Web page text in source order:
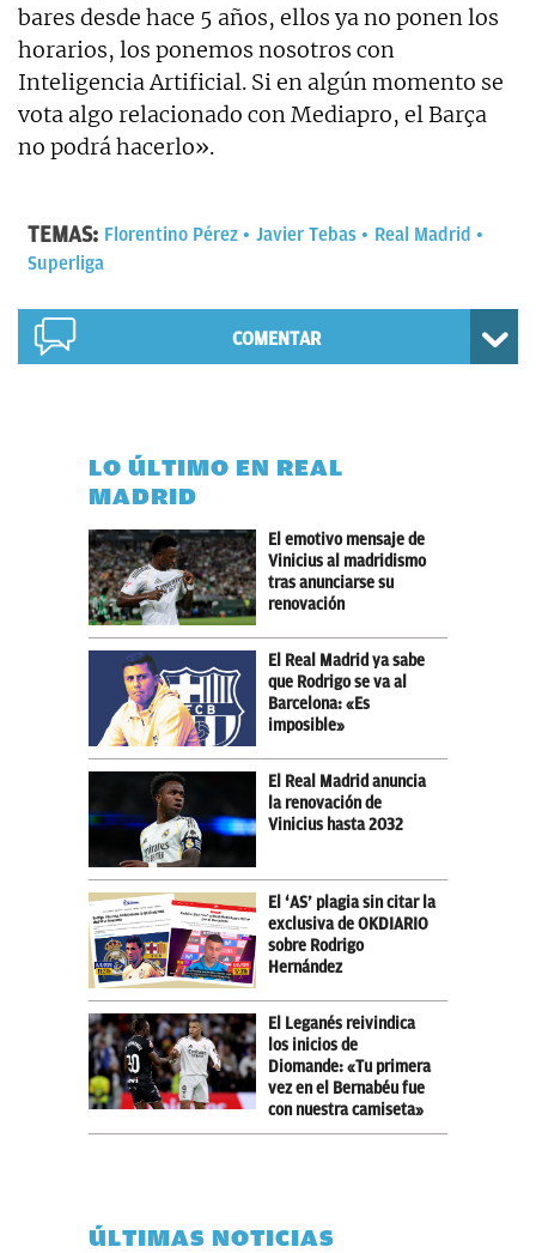
bares desde hace 5 años, ellos ya no ponen los
horarios, los ponemos nosotros con
Inteligencia Artificial. Si en algún momento se
vota algo relacionado con Mediapro, el Barça
no podrá hacerlo».
TEMAS: Florentino Pérez Javier Tebas
Real Madrid
Superliga
COMENTAR
LO ÚLTIMO EN REAL
MADRID
El emotivo mensaje de
Vinicius al madridismo
tras anunciarse su
renovación
El Real Madrid ya sabe
que Rodrigo se va al
Barcelona: «Es
imposible»
El Real Madrid anuncia
la renovación de
Vinicius hasta 2032
El ‘AS’ plagia sin citar la
exclusiva de OKDIARIO
sobre Rodrigo
Hernández
El Leganés reivindica
los inicios de
Diomande: «Tu primera
vez en el Bernabéu fue
con nuestra camiseta»
ÚLTIMAS NOTICIAS